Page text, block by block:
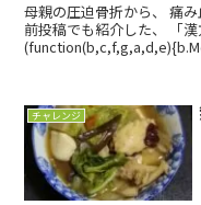
母親の圧迫骨折から、 痛
前投稿でも紹介した、 「
チャレンジ